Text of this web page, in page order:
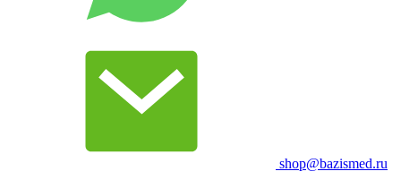
shop@bazismed.ru